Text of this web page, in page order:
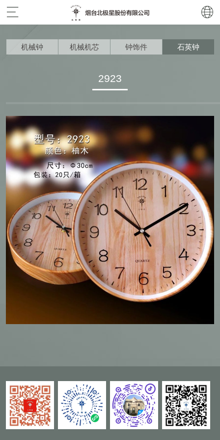
机械钟 机械机芯 钟饰件 石英钟
2923